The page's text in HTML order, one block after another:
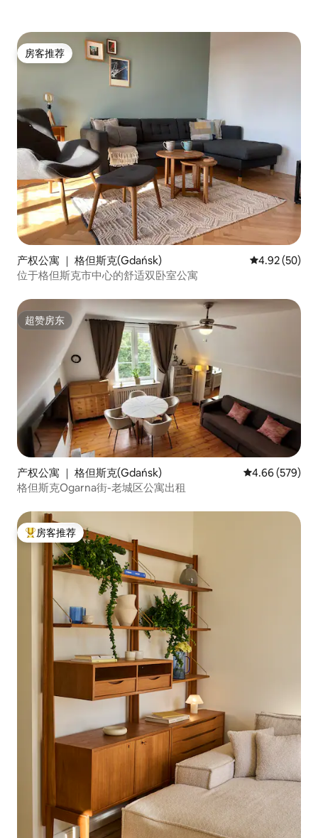
房客推荐
房客推荐
产权公寓 ｜ 格但斯克(Gdańsk) 平均评分
4.92 (50)
位于格但斯克市中心的舒适双卧室公寓
超赞房东
超赞房东
产权公寓 ｜ 格但斯克(Gdańsk) 平均评分 4.66
4.66 (579)
格但斯克Ogarna街-老城区公寓出租
热门「房客推荐」
房客推荐